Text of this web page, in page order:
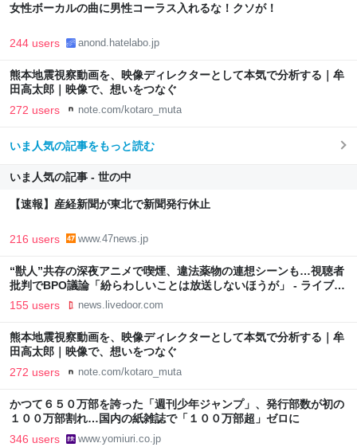
女性ボーカルの曲に男性コーラス入れるな！クソが！
244 users anond.hatelabo.jp
熊本地震視察動画を、映像ディレクターとして本気で分析する｜牟
田高太郎｜映像で、想いをつなぐ
272 users note.com/kotaro_muta
いま人気の記事をもっと読む
いま人気の記事 - 世の中
【速報】産経新聞が東北で新聞発行休止
216 users www.47news.jp
“獣人”共存の深夜アニメで喫煙、違法薬物の連想シーンも…視聴者
批判でBPO議論「紛らわしいことは放送しないほうが」 - ライブド
アニュース
155 users news.livedoor.com
熊本地震視察動画を、映像ディレクターとして本気で分析する｜牟
田高太郎｜映像で、想いをつなぐ
272 users note.com/kotaro_muta
かつて６５０万部を誇った「週刊少年ジャンプ」、発行部数が初の
１００万部割れ…国内の紙雑誌で「１００万部超」ゼロに
346 users www.yomiuri.co.jp